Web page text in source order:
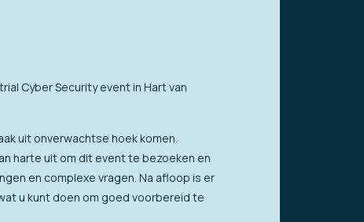
Cyber Security event in Hart van
uit onverwachtse hoek komen.
harte uit om dit event te bezoeken en
en complexe vragen. Na afloop is er
u kunt doen om goed voorbereid te